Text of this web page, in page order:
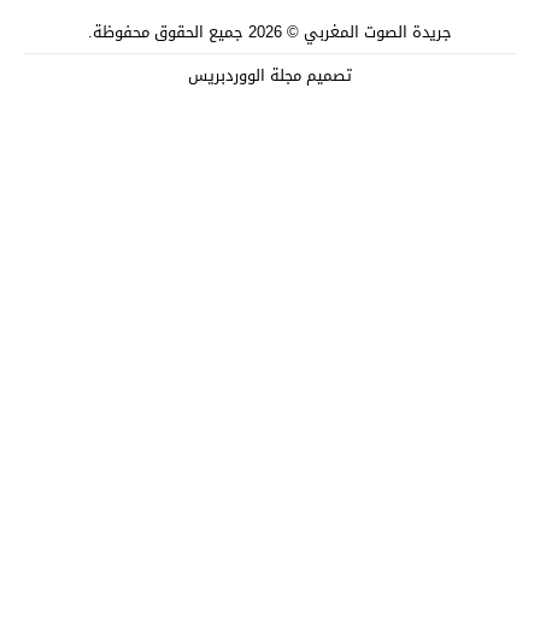
شراكات جامعية جديدة تجمع جامعة الحسن الأول بمؤسسات
حين تتحول السياسة إلى ضجيج… إسحاق شارية وخيار الظهور عبر
جريدة الصوت المغربي© 2026 جميع الحقوق محفوظة.
تصميممجلة الووردبريس